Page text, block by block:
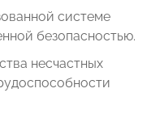
системе
безопасностью.
несчастных